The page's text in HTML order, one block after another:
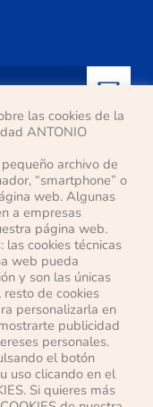
las cookies de la
ANTONIO
archivo de
“smartphone” o
web. Algunas
a empresas
página web.
las cookies técnicas
web pueda
y son las únicas
de cookies
personalizarla en
publicidad
personales.
el botón
uso clicando en el
Si quieres más